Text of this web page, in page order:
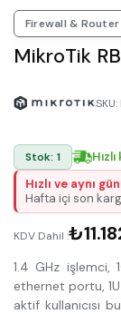
Firewall & Router
MikroTik
SKU:
Stok: 1
Hızlı ve aynı
Hafta içi son
KDV Dahil :
1.4 GHz işlemci,
ethernet portu,
aktif kullanıcısı